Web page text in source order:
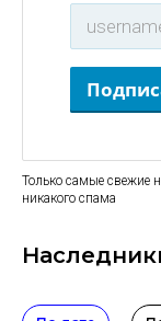
Только самые свежие
никакого спама